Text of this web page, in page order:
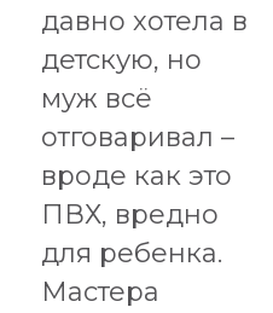
давно хотела в
детскую, но
муж всё
отговаривал –
вроде как это
ПВХ, вредно
для ребенка.
Мастера